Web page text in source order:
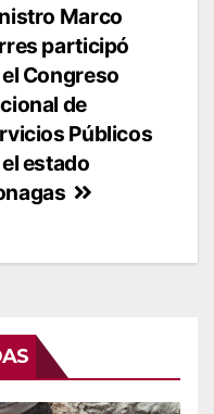
Marco
participó
Congreso
de
Públicos
estado